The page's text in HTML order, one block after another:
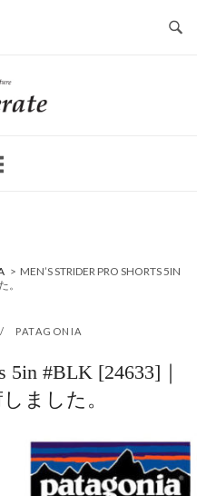
> MEN’S STRIDER PRO SHORTS 5IN
。
PATAGONIA
5in #BLK [24633]｜
ました。